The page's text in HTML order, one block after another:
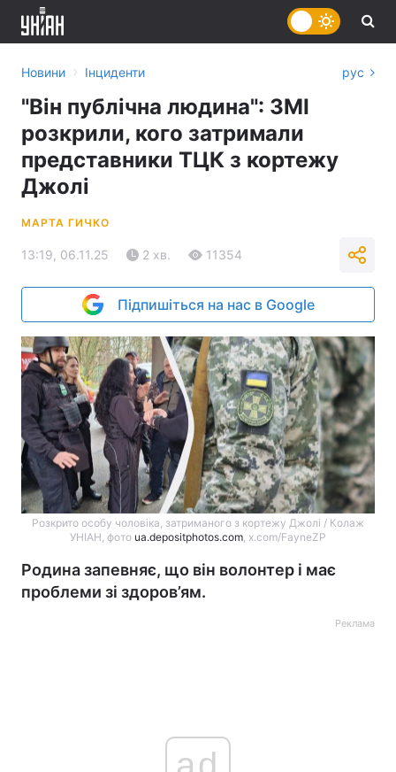
Новини › Інциденти рус
"Він публічна людина": ЗМІ
розкрили, кого затримали
представники ТЦК з кортежу
Джолі
МАРТА ГИЧКО
13:19, 06.11.25 2 хв. 11354
Підпишіться на нас в Google
Розкрито особу чоловіка, затриманого з кортежу Джолі / Колаж
УНІАН, фото ua.depositphotos.com, x.com/FayneZP
Родина запевняє, що він волонтер і має
проблеми зі здоров’ям.
Реклама